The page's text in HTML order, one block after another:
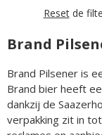
Resetde
Brand
Brand Pilsener is
Brand bier heeft
dankzij de
verpakking zit in